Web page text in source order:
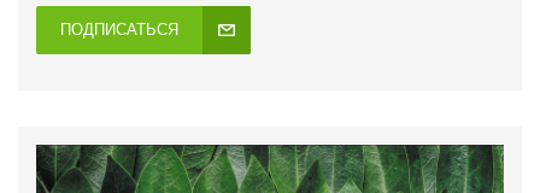
ПОДПИСАТЬСЯ